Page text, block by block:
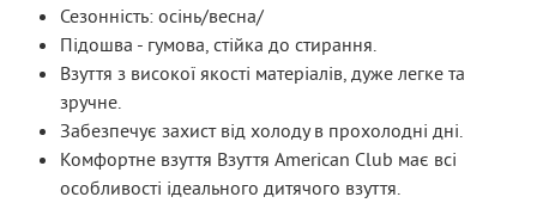
Сезонність: осінь/весна/
Підошва - гумова, стійка до стирання.
Взуття з високої якості матеріалів, дуже легке та
зручне.
Забезпечує захист від холоду в прохолодні дні.
Комфортне взуття Взуття American Club має всі
особливості ідеального дитячого взуття.